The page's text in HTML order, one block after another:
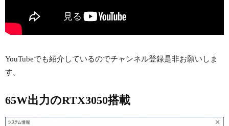
YouTubeでも紹介しているのでチャンネル登録是非お願いしま
す。
65W出力のRTX3050搭載